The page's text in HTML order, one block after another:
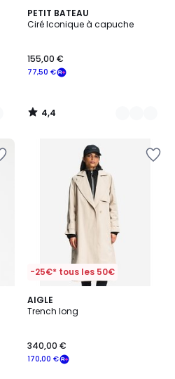
PETIT BATEAU
Ciré Iconique à capuche
77,50 €
155,00 €
4,4
/ 5
3
Couleurs
4,4
/
-25€* tous les 50€
AIGLE
Trench long
170,00 €
340,00 €